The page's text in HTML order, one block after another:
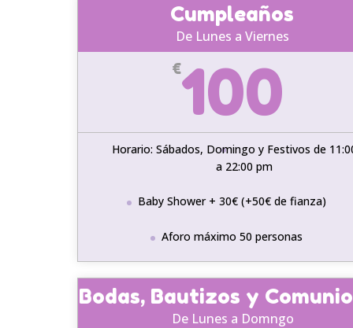
Cumpleaños
De Lunes a Viernes
€100
Horario: Sábados, Domingo y Festivos de
a 22:00 pm
Baby Shower + 30€ (+50€ de fianza)
Aforo máximo 50 personas
Bodas, Bautizos y
De Lunes a Domngo